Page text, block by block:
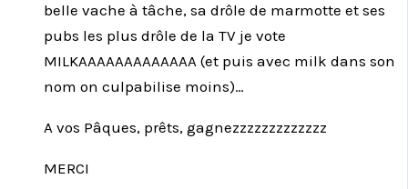
belle vache à tâche, sa drôle de marmotte et ses
pubs les plus drôle de la TV je vote
MILKAAAAAAAAAAAAA (et puis avec milk dans son
nom on culpabilise moins)…
A vos Pâques, prêts, gagnezzzzzzzzzzzzz
MERCI